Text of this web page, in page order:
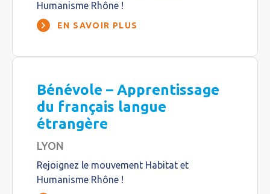
Humanisme Rhône !
EN SAVOIR PLUS
Bénévole – Apprentissage
du français langue
étrangère
LYON
Rejoignez le mouvement Habitat et
Humanisme Rhône !